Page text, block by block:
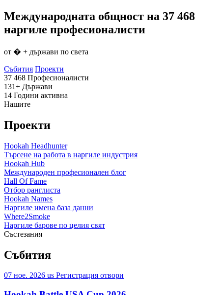
Международната общност на 37 468
наргиле професионалисти
от � + държави по света
Събития Проекти
37 468 Професионалисти
131+ Държави
14 Години активна
Нашите
Проекти
Hookah Headhunter
Търсене на работа в наргиле индустрия
Hookah Hub
Международен професионален блог
Hall Of Fame
Отбор ранглиста
Hookah Names
Наргиле имена база данни
Where2Smoke
Наргиле барове по целия свят
Състезания
Събития
07 ное. 2026 us Регистрация отвори